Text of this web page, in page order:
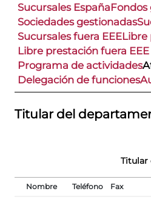
Sucursales EspañaFondos
Sociedades gestionadas
Sucursales fuera EEELibre
Libre prestación fuera EEE
Programa de actividades
Delegación de funciones
Titular del
Titular
Nombre Teléfono Fax